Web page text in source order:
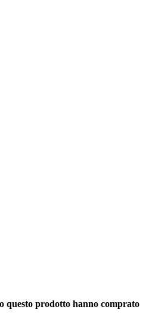
questo prodotto hanno comprato